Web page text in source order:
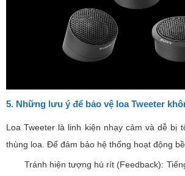
5. Những lưu ý để bảo vệ loa Tweeter
Loa Tweeter là linh kiện nhạy cảm và dễ bị
thùng loa. Để đảm bảo hệ thống hoạt động
Tránh hiện tượng hú rít (Feedback):